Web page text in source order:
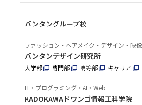
バンタングループ校
ファッション・ヘアメイク・デザイン・映像
バンタンデザイン研究所
大学部 専門部 高等部 キャリア
IT・プログラミング・AI・Web
KADOKAWAドワンゴ情報工科学院